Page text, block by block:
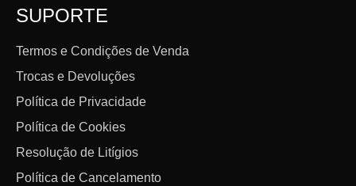
SUPORTE
Termos e Condições de Venda
Trocas e Devoluções
Política de Privacidade
Política de Cookies
Resolução de Litígios
Política de Cancelamento